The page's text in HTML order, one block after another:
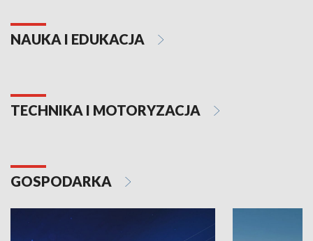
NAUKA I EDUKACJA
TECHNIKA I MOTORYZACJA
GOSPODARKA